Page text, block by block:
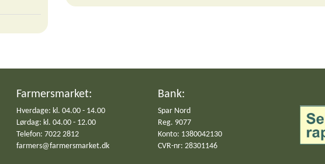
Farmersmarket:
Hverdage: kl. 04.00 - 14.00
Lørdag: kl. 04.00 - 12.00
Telefon: 7022 2812
farmers@farmersmarket.dk
Bank:
Spar Nord
Reg. 9077
Konto: 1380042130
CVR-nr: 28301146